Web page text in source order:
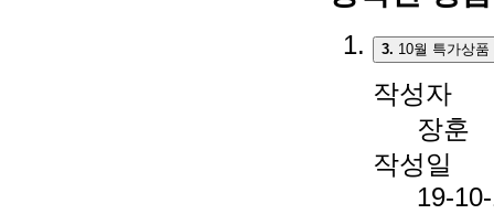
3. 10월 특가상
작성자
장훈
작성일
19-